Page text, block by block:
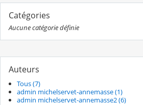
Catégories
Aucune catégorie définie
Auteurs
Tous (7)
admin michelservet-annemasse (1)
admin michelservet-annemasse2 (6)